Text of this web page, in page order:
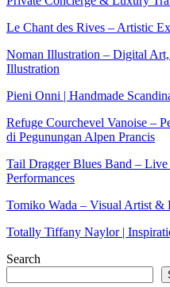
Le Chant des Rives – Artistic
Noman Illustration – Digital
Illustration
Pieni Onni | Handmade
Refuge Courchevel Vanoise –
di Pegunungan Alpen Prancis
Tail Dragger Blues Band –
Performances
Tomiko Wada – Visual Artist &
Totally Tiffany Naylor |
Search